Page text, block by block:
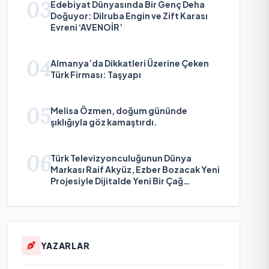
03Edebiyat Dünyasında Bir Genç Deha
Doğuyor: Dilruba Engin ve Zift Karası
Evreni ‘AVENOİR’
04Almanya’da Dikkatleri Üzerine Çeken
Türk Firması: Taşyapı
05Melisa Özmen, doğum gününde
şıklığıyla göz kamaştırdı.
06Türk Televizyonculuğunun Dünya
Markası Raif Akyüz, Ezber Bozacak Yeni
Projesiyle Dijitalde Yeni Bir Çağ
YAZARLAR